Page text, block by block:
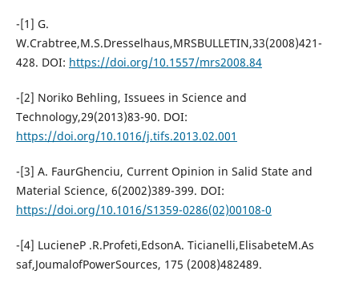
-[1] G.
W.Crabtree,M.S.Dresselhaus,MRSBULLETIN,33(2008)421-
428. DOI: https://doi.org/10.1557/mrs2008.84
-[2] Noriko Behling, Issuees in Science and
Technology,29(2013)83-90. DOI:
https://doi.org/10.1016/j.tifs.2013.02.001
-[3] A. FaurGhenciu, Current Opinion in Salid State and
Material Science, 6(2002)389-399. DOI:
https://doi.org/10.1016/S1359-0286(02)00108-0
-[4] LucieneP .R.Profeti,EdsonA. Ticianelli,ElisabeteM.As
saf,JoumalofPowerSources, 175 (2008)482489.